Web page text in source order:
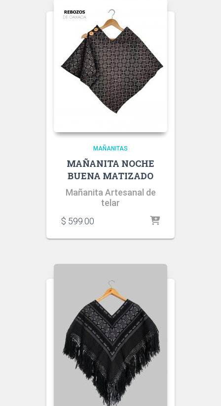
MAÑANITAS
MAÑANITA NOCHE
BUENA MATIZADO
Mañanita Artesanal de
telar
$ 599.00